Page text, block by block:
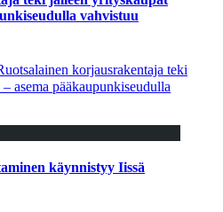
vahvistuu
korjausrakentaja teki
asema pääkaupunkiseudulla
käynnistyy Iissä